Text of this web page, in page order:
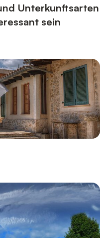
Unterkunftsarten
sein